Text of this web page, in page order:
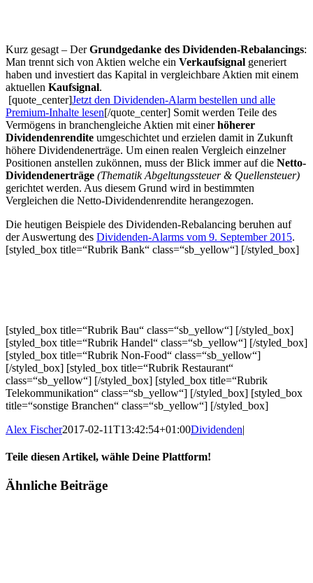
Kurz gesagt – DerGrundgedanke des Dividenden-Rebalancings:
Man trennt sich von Aktien welche ein Verkaufsignal generiert
haben und investiert das Kapital in vergleichbare Aktien mit einem
aktuellen Kaufsignal.
[quote_center]Jetzt den Dividenden-Alarm bestellen und alle
Premium-Inhalte lesen[/quote_center] Somit werden Teile des
Vermögens in branchengleiche Aktien mit einerhöherer
Dividendenrendite umgeschichtet und erzielen damit in Zukunft
höhere Dividendenerträge. Um einen realen Vergleich einzelner
Positionen anstellen zukönnen, muss der Blick immer auf die Netto-
Dividendenerträge (Thematik Abgeltungssteuer & Quellensteuer)
gerichtet werden. Aus diesem Grund wird in bestimmten
Vergleichen die Netto-Dividendenrendite herangezogen.
Die heutigen Beispiele des Dividenden-Rebalancing beruhen auf
der Auswertung des Dividenden-Alarms vom 9. September 2015.
[styled_box title=“Rubrik Bank“ class=“sb_yellow“] [/styled_box]
[styled_box title=“Rubrik Bau“ class=“sb_yellow“] [/styled_box]
[styled_box title=“Rubrik Handel“ class=“sb_yellow“] [/styled_box]
[styled_box title=“Rubrik Non-Food“ class=“sb_yellow“]
[/styled_box] [styled_box title=“Rubrik Restaurant“
class=“sb_yellow“] [/styled_box] [styled_box title=“Rubrik
Telekommunikation“ class=“sb_yellow“] [/styled_box] [styled_box
title=“sonstige Branchen“ class=“sb_yellow“] [/styled_box]
Alex Fischer2017-02-11T13:42:54+01:00Dividenden|
Teile diesen Artikel, wähle Deine Plattform!
Facebook
Twitter
Reddit
LinkedIn
Tumblr
Pinterest
Vk
E-
Ähnliche Beiträge